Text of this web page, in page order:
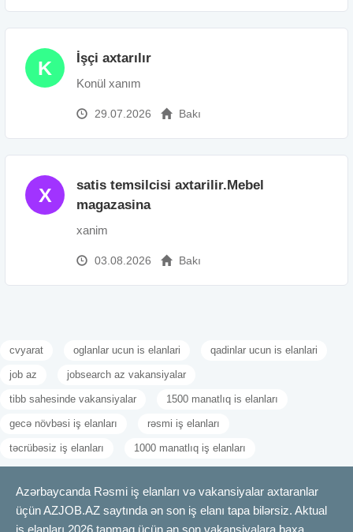
K İşçi axtarılır
Konül xanım
29.07.2026 Bakı
X
satis temsilcisi axtarilir.Mebel
magazasina
xanim
03.08.2026 Bakı
cvyarat oglanlar ucun is elanlari qadinlar ucun is elanlari
job az jobsearch az vakansiyalar
tibb sahesinde vakansiyalar 1500 manatlıq is elanları
gecə növbəsi iş elanları rəsmi iş elanları
təcrübəsiz iş elanları 1000 manatlıq iş elanları
Azərbaycanda Rəsmi iş elanları və vakansiyalar axtaranlar
üçün AZJOB.AZ saytında ən son iş elanı tapa bilərsiz. Aktual
iş elanları 2026 tapmaq üçün ən son vakansiyalara baxa